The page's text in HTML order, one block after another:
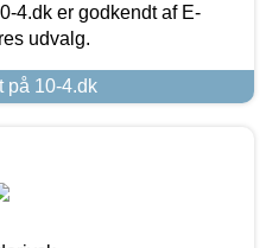
4.dk er godkendt af E-
udvalg.
på 10-4.dk